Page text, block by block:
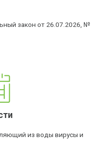
закон от 26.07.2026, №
из воды вирусы и